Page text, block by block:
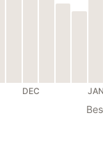
DEC JAN